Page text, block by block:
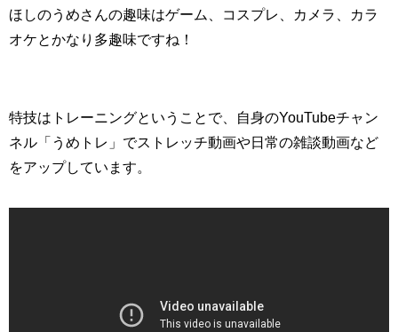
ほしのうめさんの趣味はゲーム、コスプレ、カメラ、カラ
オケとかなり多趣味ですね！
特技はトレーニングということで、自身のYouTubeチャン
ネル「うめトレ」でストレッチ動画や日常の雑談動画など
をアップしています。